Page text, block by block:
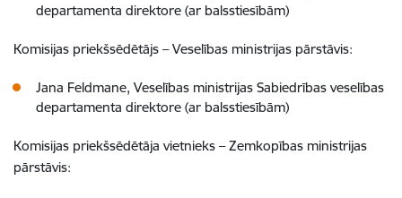
departamenta direktore (ar balsstiesībām)
Komisijas priekšsēdētājs – Veselības ministrijas pārstāvis:
Jana Feldmane, Veselības ministrijas Sabiedrības veselības
departamenta direktore (ar balsstiesībām)
Komisijas priekšsēdētāja vietnieks – Zemkopības ministrijas
pārstāvis: